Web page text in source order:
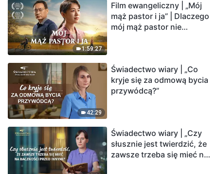
1:59:27
Film ewangeliczny | „Mój
mąż pastor i ja” | Dlaczego
mój mąż pastor nie
42:29
Świadectwo wiary | „Co
kryje się za odmową bycia
przywódcą?”
Świadectwo wiary | „Czy
słusznie jest twierdzić, że
zawsze trzeba się mieć na